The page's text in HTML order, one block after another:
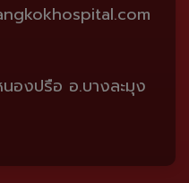
องปรือ อ.บางละมุง